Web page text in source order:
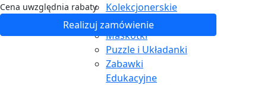
Cena uwzględnia rabaty
Realizuj zamówienie
Kolekcjonerskie
Kulki Billes Co.
Maskotki
Puzzle i Układanki
Zabawki
Edukacyjne